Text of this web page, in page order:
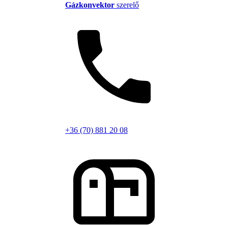
Gázkonvektor szerelő
+36 (70) 881 20 08